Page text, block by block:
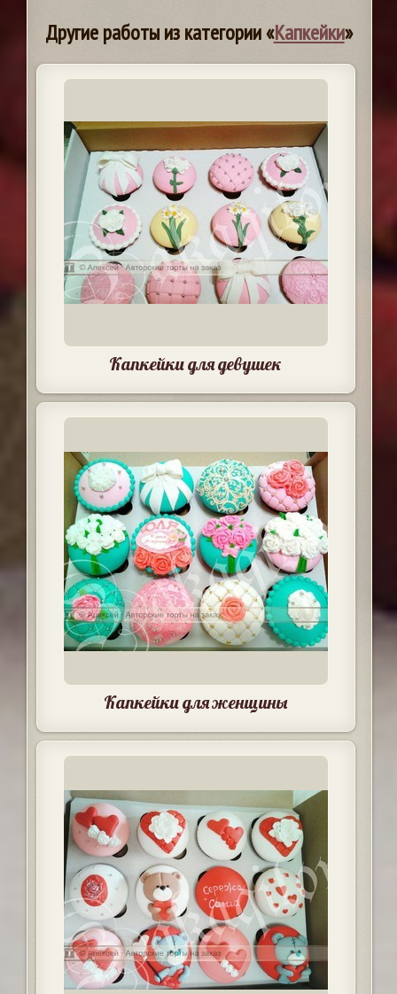
Другие работы из категории «Капкейки»
Капкейки для девушек
Капкейки для женщины